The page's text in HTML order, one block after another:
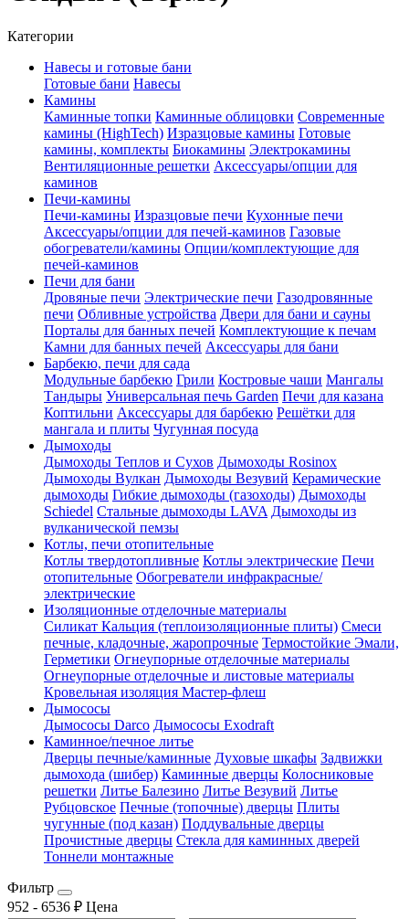
Категории
Навесы и готовые бани
Готовые бани Навесы
Камины
Каминные топки Каминные облицовки Современные
камины (HighTech) Изразцовые камины Готовые
камины, комплекты Биокамины Электрокамины
Вентиляционные решетки Аксессуары/опции для
каминов
Печи-камины
Печи-камины Изразцовые печи Кухонные печи
Аксессуары/опции для печей-каминов Газовые
обогреватели/камины Опции/комплектующие для
печей-каминов
Печи для бани
Дровяные печи Электрические печи Газодровянные
печи Обливные устройства Двери для бани и сауны
Порталы для банных печей Комплектующие к печам
Камни для банных печей Аксессуары для бани
Барбекю, печи для сада
Модульные барбекю Грили Костровые чаши Мангалы
Тандыры Универсальная печь Garden Печи для казана
Коптильни Аксессуары для барбекю Решётки для
мангала и плиты Чугунная посуда
Дымоходы
Дымоходы Теплов и Сухов Дымоходы Rosinox
Дымоходы Вулкан Дымоходы Везувий Керамические
дымоходы Гибкие дымоходы (газоходы) Дымоходы
Schiedel Стальные дымоходы LAVA Дымоходы из
вулканической пемзы
Котлы, печи отопительные
Котлы твердотопливные Котлы электрические Печи
отопительные Обогреватели инфракрасные/
электрические
Изоляционные отделочные материалы
Силикат Кальция (теплоизоляционные плиты) Смеси
печные, кладочные, жаропрочные Термостойкие Эмали,
Герметики Огнеупорные отделочные материалы
Огнеупорные отделочные и листовые материалы
Кровельная изоляция Мастер-флеш
Дымососы
Дымососы Darco Дымососы Exodraft
Каминное/печное литье
Дверцы печные/каминные Духовые шкафы Задвижки
дымохода (шибер) Каминные дверцы Колосниковые
решетки Литье Балезино Литье Везувий Литье
Рубцовское Печные (топочные) дверцы Плиты
чугунные (под казан) Поддувальные дверцы
Прочистные дверцы Стекла для каминных дверей
Тоннели монтажные
Фильтр
952 - 6536 ₽ Цена